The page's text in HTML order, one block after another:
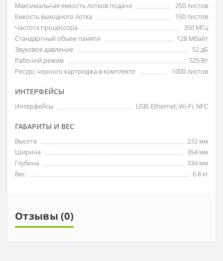
Максимальная емкость лотков подачи
250 листов
Емкость выходного лотка
150 листов
Частота процессора
350 МГц
Стандартный объем памяти
128 Мбайт
Звуковое давление
52 дБ
Рабочий режим
525 Вт
Ресурс черного картриджа в комплекте
1000 листов
ИНТЕРФЕЙСЫ
Интерфейсы USB; Ethernet; Wi-Fi; NFC
ГАБАРИТЫ И ВЕС
Высота
232 мм
Ширина
354 мм
Глубина
334 мм
Вес
6.8 кг
Отзывы (0)